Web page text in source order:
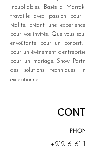
inoubliables. Basés à
travaille avec passion pour
réalité, créant une
pour vos invités. Que vous
envoûtante pour un
pour un événement
pour un mariage, Show
des solutions techniques
exceptionnel.
+212 6 61